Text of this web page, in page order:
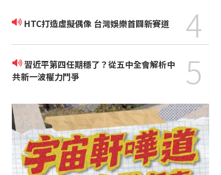
HTC打造虛擬偶像 台灣娛樂首闢新賽道 4
習近平第四任期穩了？從五中全會解析中
共新一波權力鬥爭
5